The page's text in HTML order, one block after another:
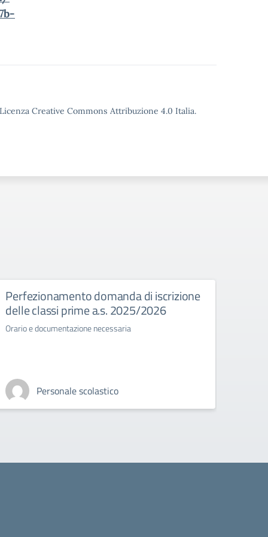
Creative Commons Attribuzione 4.0 Italia.
Perfezionamento domanda di iscrizione
delle classi prime a.s. 2025/2026
Orario e documentazione necessaria
Personale scolastico